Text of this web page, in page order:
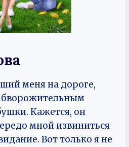
меня на дороге,
Кажется, он
мной извиниться
Вот только я не